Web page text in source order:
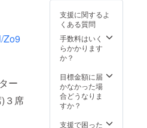
Zo9
ー
３席
支援に関するよ
くある質問
手数料はいく
らかかります
か？
目標金額に届
かなかった場
合どうなりま
すか？
支援で困った